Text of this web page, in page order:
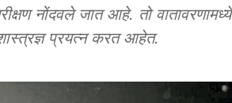
नोंदवले जात आहे. तो वातावरणामध्ये
प्रयत्न करत आहेत.